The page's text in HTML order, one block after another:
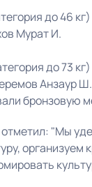
до 46 кг)
Мурат И.
до 73 кг)
Анзаур Ш.
бронзовую
отметил: "Мы